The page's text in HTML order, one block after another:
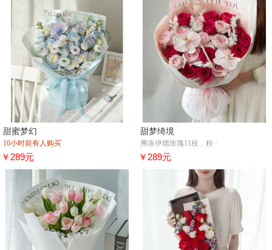
甜蜜梦幻
10小时前有人购买
￥289元
甜梦绮境
弗洛伊德玫瑰11枝，粉··
￥289元